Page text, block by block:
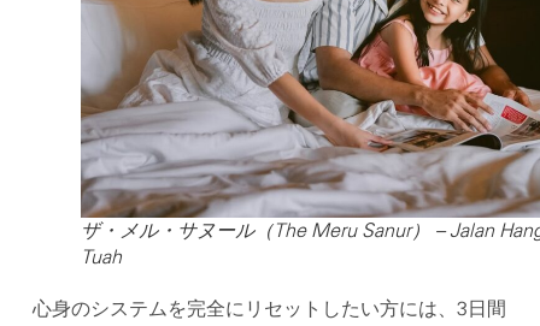
ザ・メル・サヌール（The Meru Sanur） – Jalan
Tuah
心身のシステムを完全にリセットしたい方には、3日間